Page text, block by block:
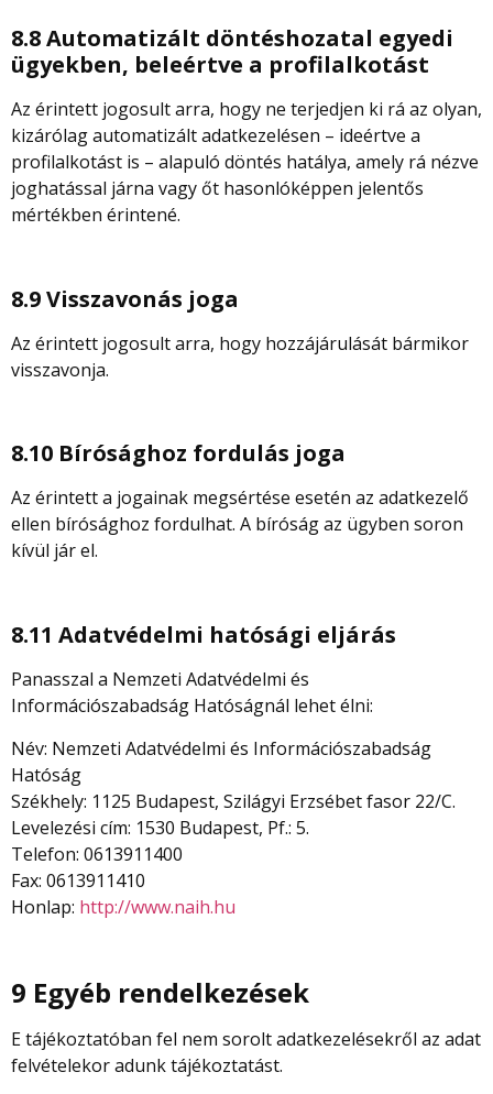
8.8 Automatizált döntéshozatal egyedi
ügyekben, beleértve a profilalkotást
Az érintett jogosult arra, hogy ne terjedjen ki rá az olyan,
kizárólag automatizált adatkezelésen – ideértve a
profilalkotást is – alapuló döntés hatálya, amely rá nézve
joghatással járna vagy őt hasonlóképpen jelentős
mértékben érintené.
8.9 Visszavonás joga
Az érintett jogosult arra, hogy hozzájárulását bármikor
visszavonja.
8.10 Bírósághoz fordulás joga
Az érintett a jogainak megsértése esetén az adatkezelő
ellen bírósághoz fordulhat. A bíróság az ügyben soron
kívül jár el.
8.11 Adatvédelmi hatósági eljárás
Panasszal a Nemzeti Adatvédelmi és
Információszabadság Hatóságnál lehet élni:
Név: Nemzeti Adatvédelmi és Információszabadság
Hatóság
Székhely: 1125 Budapest, Szilágyi Erzsébet fasor 22/C.
Levelezési cím: 1530 Budapest, Pf.: 5.
Telefon: 0613911400
Fax: 0613911410
Honlap: http://www.naih.hu
9 Egyéb rendelkezések
E tájékoztatóban fel nem sorolt adatkezelésekről az adat
felvételekor adunk tájékoztatást.